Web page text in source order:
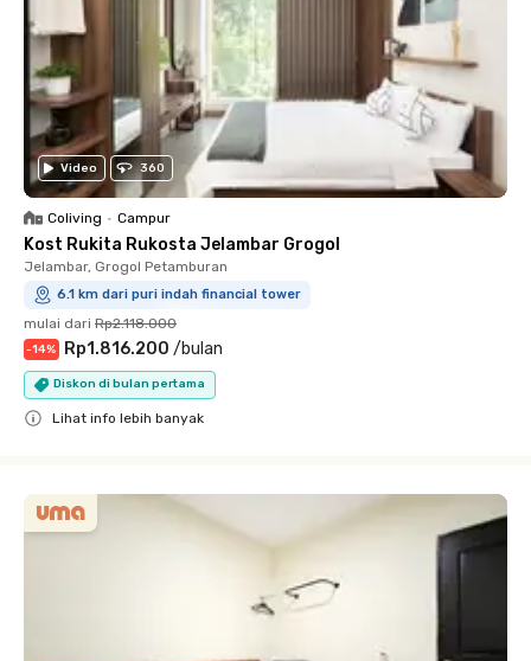
Video 360
Coliving • Campur
Kost Rukita Rukosta Jelambar Grogol
Jelambar, Grogol Petamburan
6.1 km dari puri indah financial tower
mulai dari Rp2.118.000
-14% Rp1.816.200 /bulan
Diskon di bulan pertama
Lihat info lebih banyak